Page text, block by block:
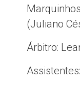
(Juliano
Árbitro: